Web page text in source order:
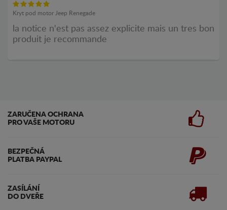
Kryt pod motor Jeep Renegade
la notice n'est pas assez explicite mais un tres bon
produit je recommande
ZARUČENA OCHRANA
PRO VAŠE MOTORU
BEZPEČNÁ
PLATBA PAYPAL
ZASÍLÁNÍ
DO DVEŘE